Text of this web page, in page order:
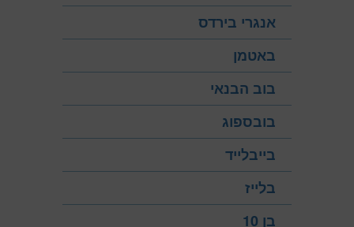
אנגרי בירדס
באטמן
בוב הבנאי
בובספוג
בייבלייד
בלייז
בן 10